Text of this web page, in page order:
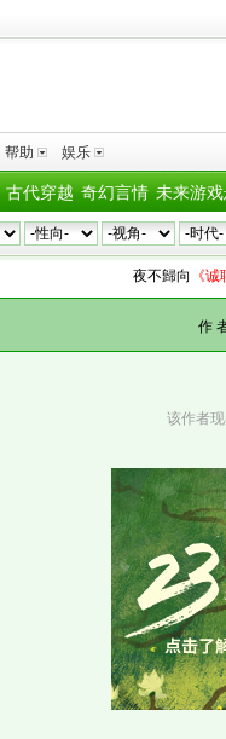
帮助 娱乐
未来游
奇幻言情
古代穿越
夜不歸向《诚聘救
作
该作者